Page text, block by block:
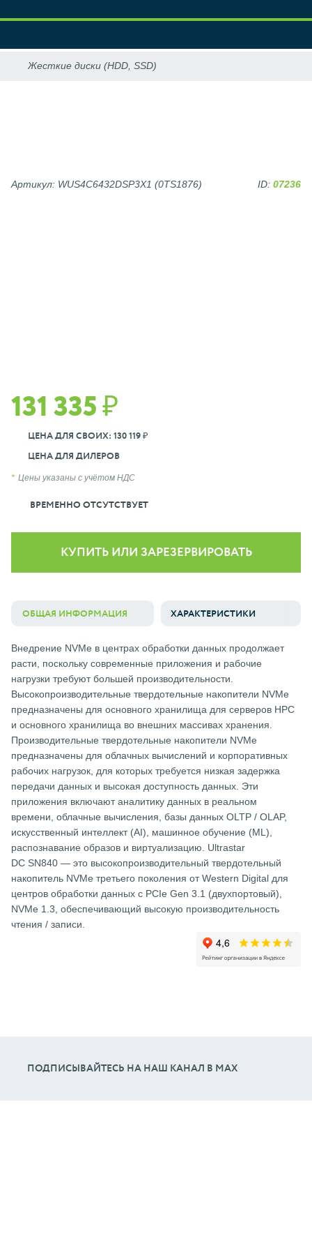
131 335 ₽
ЦЕНА ДЛЯ СВОИХ: 130 119 ₽
ЦЕНА ДЛЯ ДИЛЕРОВ
Цены указаны с учётом НДС
ВРЕМЕННО ОТСУТСТВУЕТ
Артикул: WUS4C6432DSP3X1 (0TS1876) ID: 07236
КУПИТЬ ИЛИ ЗАРЕЗЕРВИРОВАТЬ
ОБЩАЯ ИНФОРМАЦИЯ ХАРАКТЕРИСТИКИ
Внедрение NVMe в центрах обработки данных продолжает
расти, поскольку современные приложения и рабочие
нагрузки требуют большей производительности.
Высокопроизводительные твердотельные накопители NVMe
предназначены для основного хранилища для серверов HPC
и основного хранилища во внешних массивах хранения.
Производительные твердотельные накопители NVMe
предназначены для облачных вычислений и корпоративных
рабочих нагрузок, для которых требуется низкая задержка
передачи данных и высокая доступность данных. Эти
приложения включают аналитику данных в реальном
времени, облачные вычисления, базы данных OLTP / OLAP,
искусственный интеллект (AI), машинное обучение (ML),
распознавание образов и виртуализацию. Ultrastar
DC SN840 — это высокопроизводительный твердотельный
накопитель NVMe третьего поколения от Western Digital для
центров обработки данных с PCIe Gen 3.1 (двухпортовый),
NVMe 1.3, обеспечивающий высокую производительность
чтения / записи.
ПОДПИСЫВАЙТЕСЬ НА НАШ КАНАЛ В МАХ